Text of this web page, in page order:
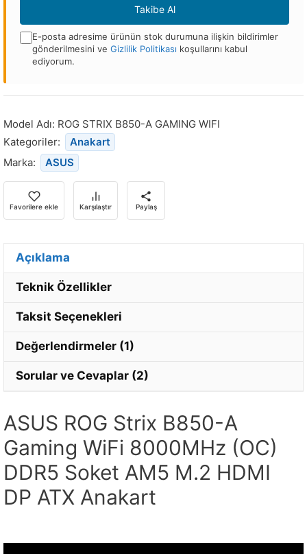
Takibe Al
E-posta adresime ürünün stok durumuna ilişkin bildirimler
gönderilmesini ve Gizlilik Politikası koşullarını kabul
ediyorum.
ürün
döndüğünde
bildirim
almak
için
e-
posta
girin.
Model Adı: ROG STRIX B850-A GAMING WIFI
Kategoriler:
Anakart
Marka:
ASUS
Favorilere ekle Karşılaştır Paylaş
Açıklama
Teknik Özellikler
Taksit Seçenekleri
Değerlendirmeler (1)
Sorular ve Cevaplar (2)
ASUS ROG Strix B850-A
Gaming WiFi 8000MHz (OC)
DDR5 Soket AM5 M.2 HDMI
DP ATX Anakart